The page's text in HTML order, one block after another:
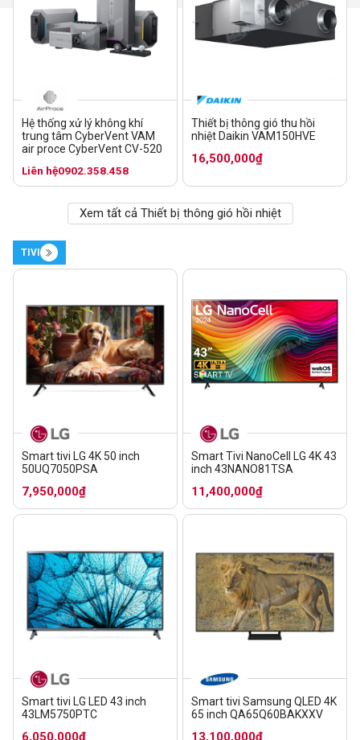
Hệ thống xử lý không khí
trung tâm CyberVent VAM
air proce CyberVent CV-520
Liên hệ0902.358.458
Thiết bị thông gió thu hồi
nhiệt Daikin VAM150HVE
16,500,000₫
Xem tất cả Thiết bị thông gió hồi nhiệt
TIVI
Smart tivi LG 4K 50 inch
50UQ7050PSA
7,950,000₫
Smart Tivi NanoCell LG 4K 43
inch 43NANO81TSA
11,400,000₫
Smart tivi LG LED 43 inch
43LM5750PTC
Smart tivi Samsung QLED 4K
65 inch QA65Q60BAKXXV